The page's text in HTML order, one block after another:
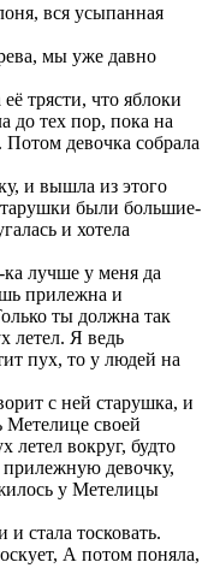
вся усыпанная
мы уже давно
трясти, что яблоки
до тех пор, пока на
Потом девочка собрала
и вышла из этого
были большие-
и хотела
лучше у меня да
прилежна и
ты должна так
летел. Я ведь
пух, то у людей на
с ней старушка, и
Метелице своей
летел вокруг, будто
девочку,
у Метелицы
стала тосковать.
А потом поняла,